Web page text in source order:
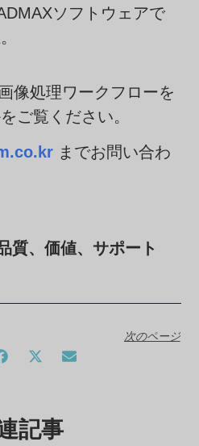
ソフトウェアで
像処理ワークフローを
ご覧ください。
までお問い合わ
質、価値、サポート
次のページ
記事